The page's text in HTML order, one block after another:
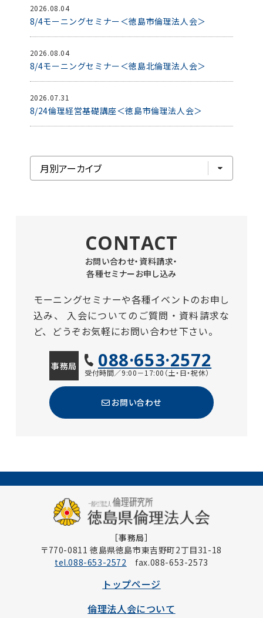
2026.08.04
8/4モーニングセミナー＜徳島市倫理法人会＞
2026.08.04
8/4モーニングセミナー＜徳島北倫理法人会＞
2026.07.31
8/24倫理経営基礎講座＜徳島市倫理法人会＞
CONTACT
お問い合わせ・資料請求・
各種セミナーお申し込み
モーニングセミナーや各種イベントのお申し
込み、
入会についてのご質問・資料請求な
ど、どうぞお気軽にお問い合わせ下さい。
事務局 088·653·2572
受付時間／9:00－17:00（土・日・祝休）
お問い合わせ
［事務局］
〒770-0811 徳島県徳島市東吉野町2丁目31-18
tel.088-653-2572 fax.088-653-2573
トップページ
倫理法人会について